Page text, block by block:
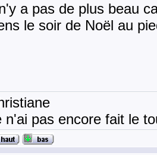
a pas de plus beau
le soir de Noël au
n'ai pas encore fait le